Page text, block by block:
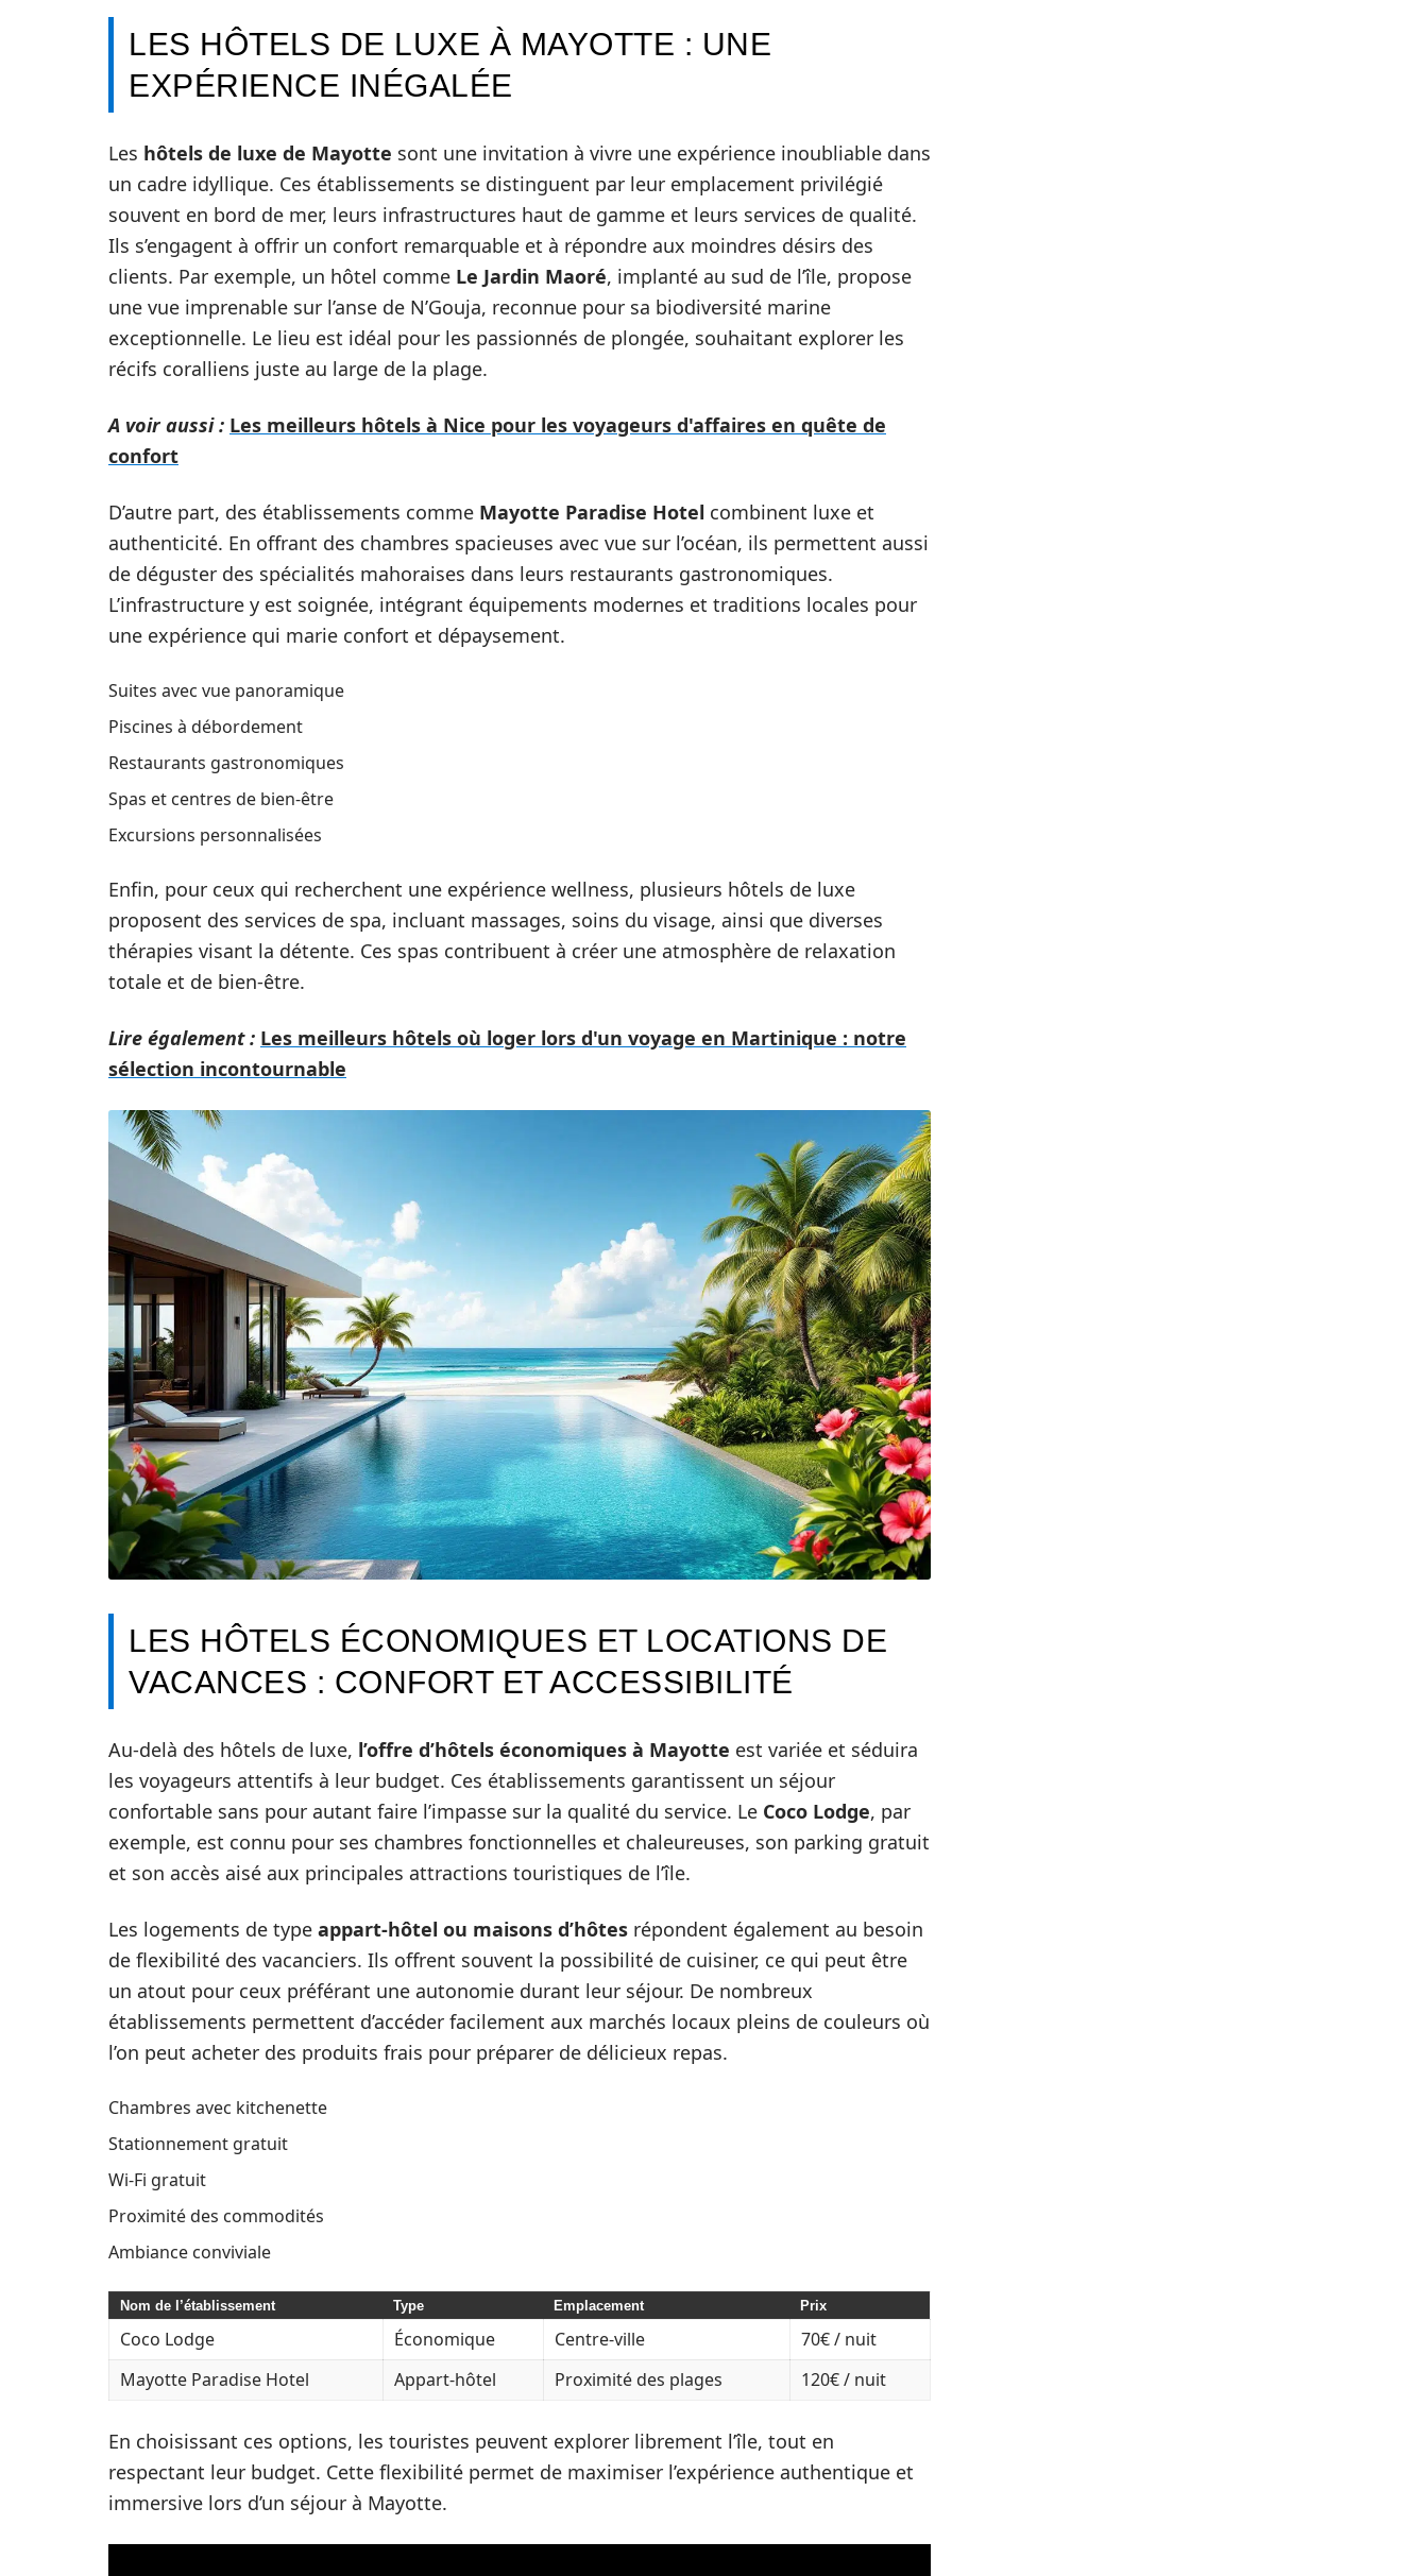
LES HÔTELS DE LUXE À MAYOTTE : UNE
EXPÉRIENCE INÉGALÉE
Les hôtels de luxe de Mayotte sont une invitation à vivre une expérience inoubliable dans
un cadre idyllique. Ces établissements se distinguent par leur emplacement privilégié
souvent en bord de mer, leurs infrastructures haut de gamme et leurs services de qualité.
Ils s’engagent à offrir un confort remarquable et à répondre aux moindres désirs des
clients. Par exemple, un hôtel comme Le Jardin Maoré, implanté au sud de l’île, propose
une vue imprenable sur l’anse de N’Gouja, reconnue pour sa biodiversité marine
exceptionnelle. Le lieu est idéal pour les passionnés de plongée, souhaitant explorer les
récifs coralliens juste au large de la plage.
A voir aussi : Les meilleurs hôtels à Nice pour les voyageurs d'affaires en quête de
confort
D’autre part, des établissements comme Mayotte Paradise Hotel combinent luxe et
authenticité. En offrant des chambres spacieuses avec vue sur l’océan, ils permettent aussi
de déguster des spécialités mahoraises dans leurs restaurants gastronomiques.
L’infrastructure y est soignée, intégrant équipements modernes et traditions locales pour
une expérience qui marie confort et dépaysement.
Suites avec vue panoramique
Piscines à débordement
Restaurants gastronomiques
Spas et centres de bien-être
Excursions personnalisées
Enfin, pour ceux qui recherchent une expérience wellness, plusieurs hôtels de luxe
proposent des services de spa, incluant massages, soins du visage, ainsi que diverses
thérapies visant la détente. Ces spas contribuent à créer une atmosphère de relaxation
totale et de bien-être.
Lire également : Les meilleurs hôtels où loger lors d'un voyage en Martinique : notre
sélection incontournable
LES HÔTELS ÉCONOMIQUES ET LOCATIONS DE
VACANCES : CONFORT ET ACCESSIBILITÉ
Au-delà des hôtels de luxe, l’offre d’hôtels économiques à Mayotte est variée et séduira
les voyageurs attentifs à leur budget. Ces établissements garantissent un séjour
confortable sans pour autant faire l’impasse sur la qualité du service. Le Coco Lodge, par
exemple, est connu pour ses chambres fonctionnelles et chaleureuses, son parking gratuit
et son accès aisé aux principales attractions touristiques de l’île.
Les logements de type appart-hôtel ou maisons d’hôtes répondent également au besoin
de flexibilité des vacanciers. Ils offrent souvent la possibilité de cuisiner, ce qui peut être
un atout pour ceux préférant une autonomie durant leur séjour. De nombreux
établissements permettent d’accéder facilement aux marchés locaux pleins de couleurs où
l’on peut acheter des produits frais pour préparer de délicieux repas.
Chambres avec kitchenette
Stationnement gratuit
Wi-Fi gratuit
Proximité des commodités
Ambiance conviviale
Nom de l’établissement Type Emplacement Prix
Coco Lodge Économique Centre-ville
70€ / nuit
Mayotte Paradise Hotel
Appart-hôtel Proximité des plages 120€ / nuit
En choisissant ces options, les touristes peuvent explorer librement l’île, tout en
respectant leur budget. Cette flexibilité permet de maximiser l’expérience authentique et
immersive lors d’un séjour à Mayotte.